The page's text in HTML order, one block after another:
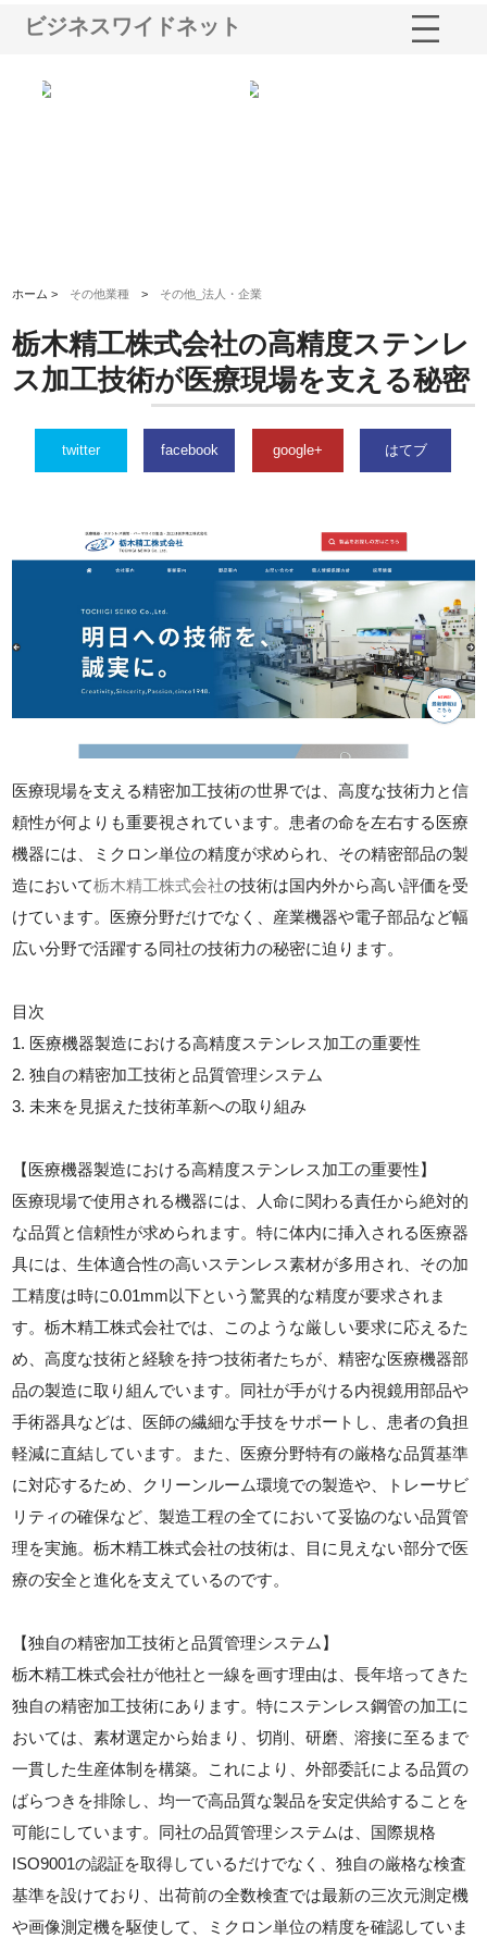
ビジネスワイドネット
ホーム > その他業種 > その他_法人・企業
栃木精工株式会社の高精度ステンレ
ス加工技術が医療現場を支える秘密
twitter facebook google+ はてブ
医療現場を支える精密加工技術の世界では、高度な技術力と信
頼性が何よりも重要視されています。患者の命を左右する医療
機器には、ミクロン単位の精度が求められ、その精密部品の製
造において栃木精工株式会社の技術は国内外から高い評価を受
けています。医療分野だけでなく、産業機器や電子部品など幅
広い分野で活躍する同社の技術力の秘密に迫ります。
目次
1. 医療機器製造における高精度ステンレス加工の重要性
2. 独自の精密加工技術と品質管理システム
3. 未来を見据えた技術革新への取り組み
【医療機器製造における高精度ステンレス加工の重要性】
医療現場で使用される機器には、人命に関わる責任から絶対的
な品質と信頼性が求められます。特に体内に挿入される医療器
具には、生体適合性の高いステンレス素材が多用され、その加
工精度は時に0.01mm以下という驚異的な精度が要求されま
す。栃木精工株式会社では、このような厳しい要求に応えるた
め、高度な技術と経験を持つ技術者たちが、精密な医療機器部
品の製造に取り組んでいます。同社が手がける内視鏡用部品や
手術器具などは、医師の繊細な手技をサポートし、患者の負担
軽減に直結しています。また、医療分野特有の厳格な品質基準
に対応するため、クリーンルーム環境での製造や、トレーサビ
リティの確保など、製造工程の全てにおいて妥協のない品質管
理を実施。栃木精工株式会社の技術は、目に見えない部分で医
療の安全と進化を支えているのです。
【独自の精密加工技術と品質管理システム】
栃木精工株式会社が他社と一線を画す理由は、長年培ってきた
独自の精密加工技術にあります。特にステンレス鋼管の加工に
おいては、素材選定から始まり、切削、研磨、溶接に至るまで
一貫した生産体制を構築。これにより、外部委託による品質の
ばらつきを排除し、均一で高品質な製品を安定供給することを
可能にしています。同社の品質管理システムは、国際規格
ISO9001の認証を取得しているだけでなく、独自の厳格な検査
基準を設けており、出荷前の全数検査では最新の三次元測定機
や画像測定機を駆使して、ミクロン単位の精度を確認していま